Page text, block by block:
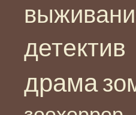
детектив
драма